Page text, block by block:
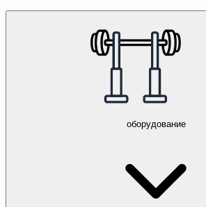
оборудование